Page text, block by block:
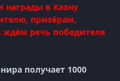
награды в Казну
призёрам,
ждём речь победителя
получает 1000